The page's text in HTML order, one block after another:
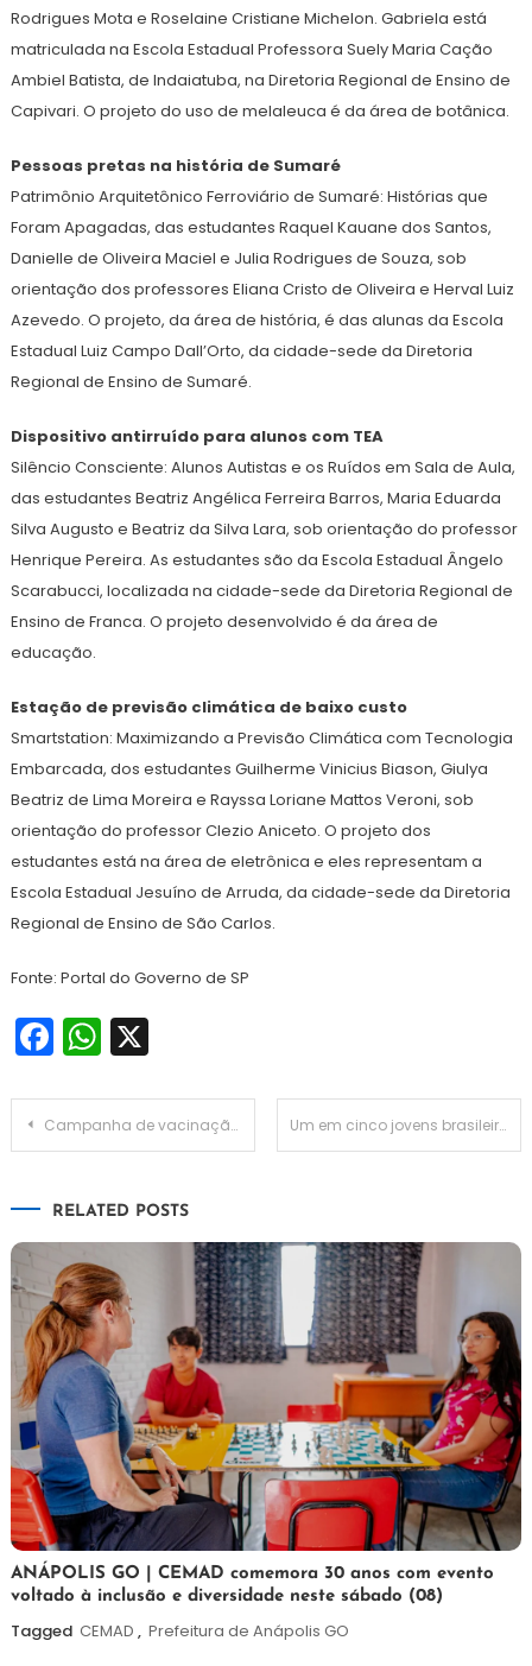
Rodrigues Mota e Roselaine Cristiane Michelon. Gabriela está
matriculada na Escola Estadual Professora Suely Maria Cação
Ambiel Batista, de Indaiatuba, na Diretoria Regional de Ensino de
Capivari. O projeto do uso de melaleuca é da área de botânica.
Pessoas pretas na história de Sumaré
Patrimônio Arquitetônico Ferroviário de Sumaré: Histórias que
Foram Apagadas, das estudantes Raquel Kauane dos Santos,
Danielle de Oliveira Maciel e Julia Rodrigues de Souza, sob
orientação dos professores Eliana Cristo de Oliveira e Herval Luiz
Azevedo. O projeto, da área de história, é das alunas da Escola
Estadual Luiz Campo Dall’Orto, da cidade-sede da Diretoria
Regional de Ensino de Sumaré.
Dispositivo antirruído para alunos com TEA
Silêncio Consciente: Alunos Autistas e os Ruídos em Sala de Aula,
das estudantes Beatriz Angélica Ferreira Barros, Maria Eduarda
Silva Augusto e Beatriz da Silva Lara, sob orientação do professor
Henrique Pereira. As estudantes são da Escola Estadual Ângelo
Scarabucci, localizada na cidade-sede da Diretoria Regional de
Ensino de Franca. O projeto desenvolvido é da área de
educação.
Estação de previsão climática de baixo custo
Smartstation: Maximizando a Previsão Climática com Tecnologia
Embarcada, dos estudantes Guilherme Vinicius Biason, Giulya
Beatriz de Lima Moreira e Rayssa Loriane Mattos Veroni, sob
orientação do professor Clezio Aniceto. O projeto dos
estudantes está na área de eletrônica e eles representam a
Escola Estadual Jesuíno de Arruda, da cidade-sede da Diretoria
Regional de Ensino de São Carlos.
Fonte: Portal do Governo de SP
Facebook
WhatsApp
X
Navegação
Campanha de vacinação contra gripe em SP começa nesta segunda (25) Um em cinco jovens brasileiros de 15 a 29 anos não estuda nem trabalha
RELATED POSTS
7
de
agosto
Maurilio
ANÁPOLIS GO | CEMAD comemora 30 anos com evento
voltado à inclusão e diversidade neste sábado (08)
Tagged CEMAD , Prefeitura de Anápolis GO